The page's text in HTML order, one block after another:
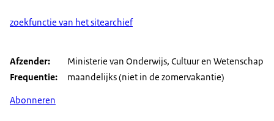
zoekfunctie van het sitearchief
Afzender Ministerie van Onderwijs, Cultuur en Wetenschap
Frequentie
maandelijks (niet in de zomervakantie)
Abonneren